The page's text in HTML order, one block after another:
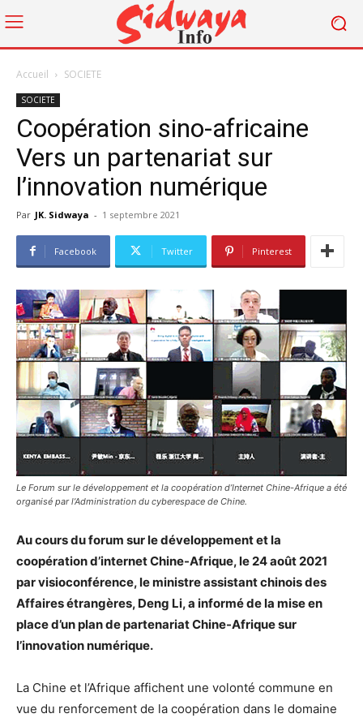
Accueil SOCIETE
SOCIETE
Coopération sino-africaine
Vers un partenariat sur
l’innovation numérique
Par JK. Sidwaya - 1 septembre 2021
Facebook Twitter Pinterest
Le Forum sur le développement et la coopération d’Internet Chine-Afrique a été
organisé par l’Administration du cyberespace de Chine.
Au cours du forum sur le développement et la
coopération d’internet Chine-Afrique, le 24 août 2021
par visioconférence, le ministre assistant chinois des
Affaires étrangères, Deng Li, a informé de la mise en
place d’un plan de partenariat Chine-Afrique sur
l’innovation numérique.
La Chine et l’Afrique affichent une volonté commune en
vue du renforcement de la coopération dans le domaine